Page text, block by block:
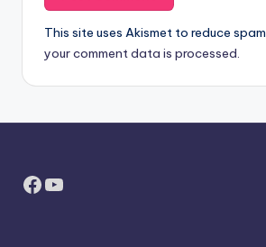
This site uses Akismet to reduce spam.
your comment data is processed.
Facebook
YouTube